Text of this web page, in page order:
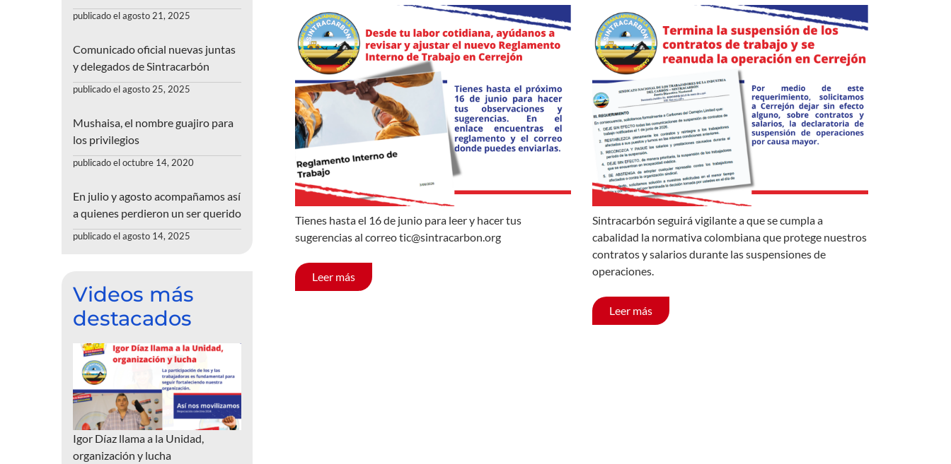
Tienes hasta el 16 de junio para leer y hacer tus
sugerencias al correo tic@sintracarbon.org
Leer más
Sintracarbón seguirá vigilante a que se cumpla a
cabalidad la normativa colombiana que protege nuestros
contratos y salarios durante las suspensiones de
operaciones.
Leer más
publicado el agosto 21, 2025
Comunicado oficial nuevas juntas
y delegados de Sintracarbón
publicado el agosto 25, 2025
Mushaisa, el nombre guajiro para
los privilegios
publicado el octubre 14, 2020
En julio y agosto acompañamos así
a quienes perdieron un ser querido
publicado el agosto 14, 2025
Videos más
destacados
Igor Díaz llama a la Unidad,
organización y lucha